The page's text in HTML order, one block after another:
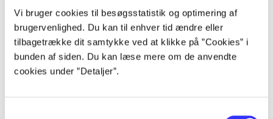
Vi bruger cookies til besøgsstatistik og optimering af
brugervenlighed. Du kan til enhver tid ændre eller
tilbagetrække dit samtykke ved at klikke på ”Cookies” i
bunden af siden. Du kan læse mere om de anvendte
cookies under ”Detaljer”.
Artikler
Alle registrerede artikler fordelt på udgivelser